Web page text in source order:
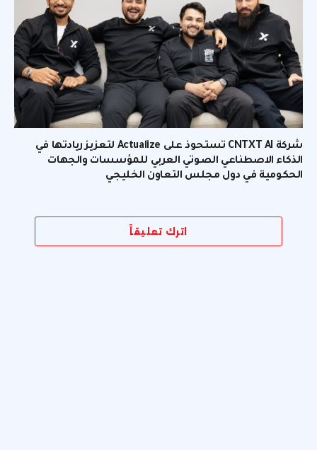
شركة CNTXT AI تستحوذ على Actualize لتعزيز ريادتها في
الذكاء الاصطناعي الصوتي العربي للمؤسسات والجهات
الحكومية في دول مجلس التعاون الخليجي
اترك تعليقاً